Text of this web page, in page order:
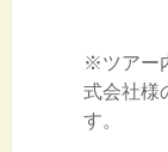
※ツアー
式会社様
す。